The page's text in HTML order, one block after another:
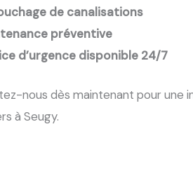
de canalisations
préventive
d’urgence disponible 24/7
nous dès maintenant pour une
à Seugy.